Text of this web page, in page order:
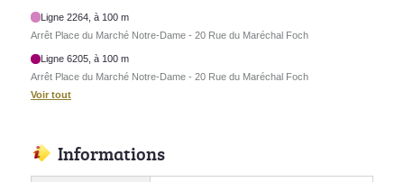
Ligne 2264, à 100 m
Arrêt Place du Marché Notre-Dame - 20 Rue du Maréchal Foch
Ligne 6205, à 100 m
Arrêt Place du Marché Notre-Dame - 20 Rue du Maréchal Foch
Voir tout
Informations